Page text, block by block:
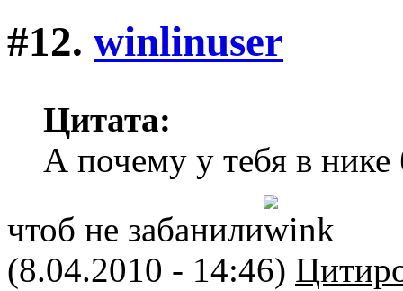
#12. winlinuser
Цитата:
А почему у тебя в
чтоб не забанили
(8.04.2010 - 14:46)